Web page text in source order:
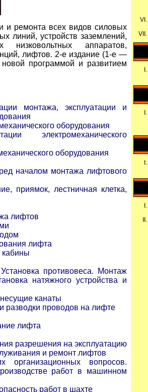
и ремонта всех видов силовых
линий, устройств заземлений,
низковольтных аппаратов,
лифтов. 2-е издание (1-е —
программой и развитием
монтажа, эксплуатации и
оборудования
электромеханического
оборудования
началом монтажа лифтового
приямок, лестничная клетка,
лифтов
лифта
кабины
противовеса. Монтаж
натяжного устройства и
канаты
разводки проводов на лифте
лифта
разрешения на эксплуатацию
и ремонт лифтов
организационных вопросов.
работ в машинном
работ в шахте